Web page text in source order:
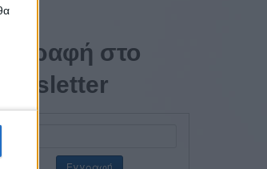
Εγγραφή στο
newsletter